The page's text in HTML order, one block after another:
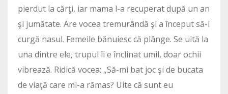
pierdut la cărţi, iar mama l-a recuperat după un an
şi jumătate. Are vocea tremurândă şi a început să-i
curgă nasul. Femeile bănuiesc că plânge. Se uită la
una dintre ele, trupul îi e înclinat umil, doar ochii
vibrează. Ridică vocea: „Să-mi bat joc şi de bucata
de viaţă care mi-a rămas? Uite că sunt eu